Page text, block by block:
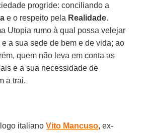
progride: conciliando a
e o respeito pela Realidade.
Utopia rumo à qual possa velejar
a sua sede de bem e de vida; ao
quem não leva em conta as
e a sua necessidade de
a trai.
italianoVito Mancuso, ex-